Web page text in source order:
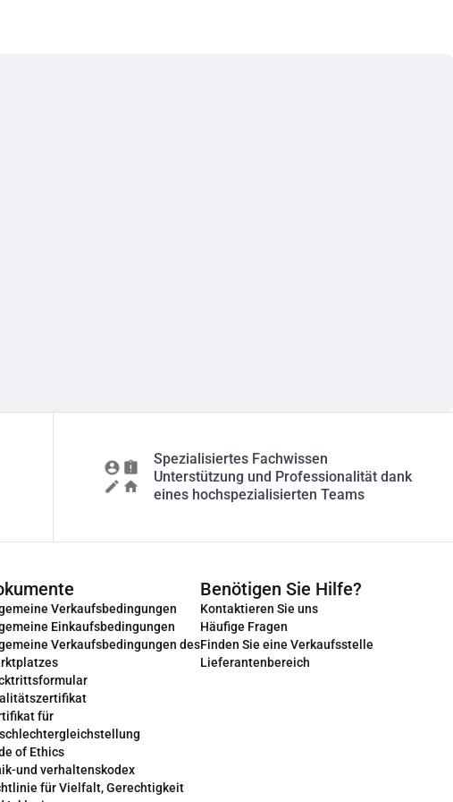
Spezialisiertes Fachwissen
Unterstützung und Professionalität dank
eines hochspezialisierten Teams
Verkaufsbedingungen
Einkaufsbedingungen
Verkaufsbedingungen des
für
of Ethics
und verhaltenskodex
für Vielfalt, Gerechtigkeit
Benötigen Sie Hilfe?
Kontaktieren Sie uns
Häufige Fragen
Finden Sie eine Verkaufsstelle
Lieferantenbereich